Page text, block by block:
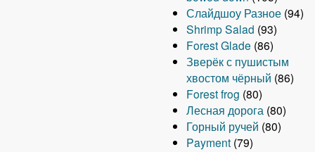
Слайдшоу Разное (94)
Shrimp Salad (93)
Forest Glade (86)
Зверёк с пушистым
хвостом чёрный (86)
Forest frog (80)
Лесная дорога (80)
Горный ручей (80)
Payment (79)